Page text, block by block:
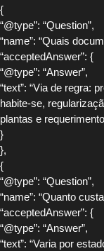
{
“@type”: “Question”,
“name”: “Quais
“acceptedAnswer”: {
“@type”: “Answer”,
“text”: “Via de regra:
habite-se,
plantas e
}
},
{
“@type”: “Question”,
“name”: “Quanto
“acceptedAnswer”: {
“@type”: “Answer”,
“text”: “Varia por